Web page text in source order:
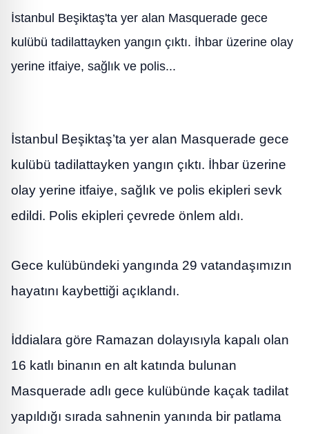
İstanbul Beşiktaş'ta yer alan Masquerade gece
kulübü tadilattayken yangın çıktı. İhbar üzerine olay
yerine itfaiye, sağlık ve polis...
İstanbul Beşiktaş’ta yer alan Masquerade gece
kulübü tadilattayken yangın çıktı. İhbar üzerine
olay yerine itfaiye, sağlık ve polis ekipleri sevk
edildi. Polis ekipleri çevrede önlem aldı.
Gece kulübündeki yangında 29 vatandaşımızın
hayatını kaybettiği açıklandı.
İddialara göre Ramazan dolayısıyla kapalı olan
16 katlı binanın en alt katında bulunan
Masquerade adlı gece kulübünde kaçak tadilat
yapıldığı sırada sahnenin yanında bir patlama